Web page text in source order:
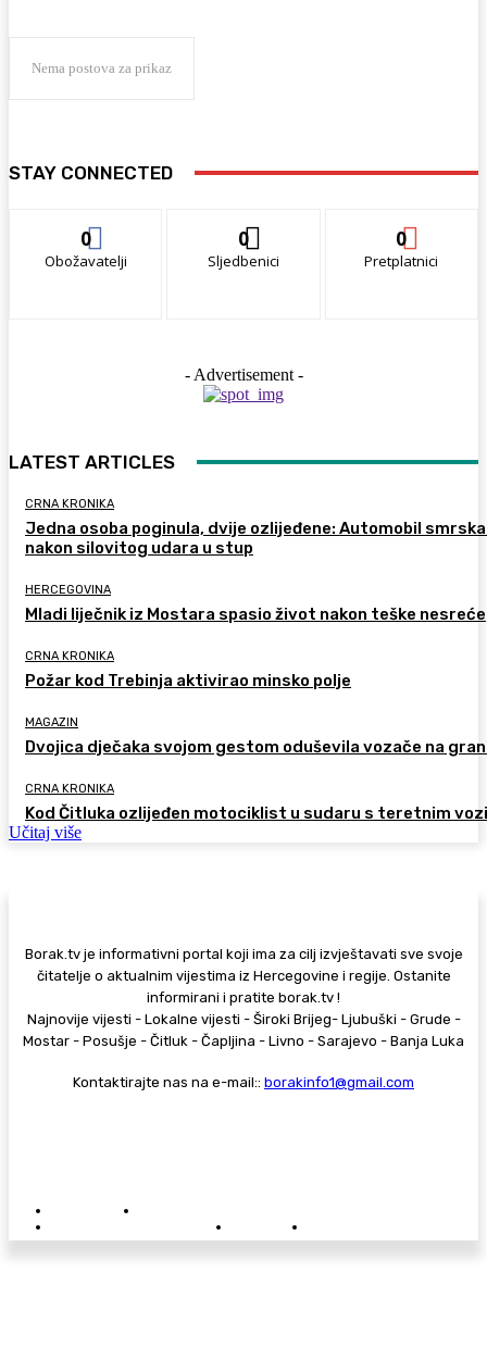
Nema postova za prikaz
STAY CONNECTED
0
Obožavatelji
0
Sljedbenici
0
Pretplatnici
- Advertisement -
LATEST ARTICLES
CRNA KRONIKA
Jedna osoba poginula, dvije ozlijeđene: Automobil
nakon silovitog udara u stup
HERCEGOVINA
Mladi liječnik iz Mostara spasio život nakon teške nesreće
CRNA KRONIKA
Požar kod Trebinja aktivirao minsko polje
MAGAZIN
Dvojica dječaka svojom gestom oduševila vozače na
CRNA KRONIKA
Kod Čitluka ozlijeđen motociklist u sudaru s teretnim
Učitaj više
Borak.tv je informativni portal koji ima za cilj izvještavati sve svoje
čitatelje o aktualnim vijestima iz Hercegovine i regije. Ostanite
informirani i pratite borak.tv !
Najnovije vijesti - Lokalne vijesti - Široki Brijeg- Ljubuški - Grude -
Mostar - Posušje - Čitluk - Čapljina - Livno - Sarajevo - Banja Luka
Kontaktirajte nas na e-mail:: borakinfo1@gmail.com